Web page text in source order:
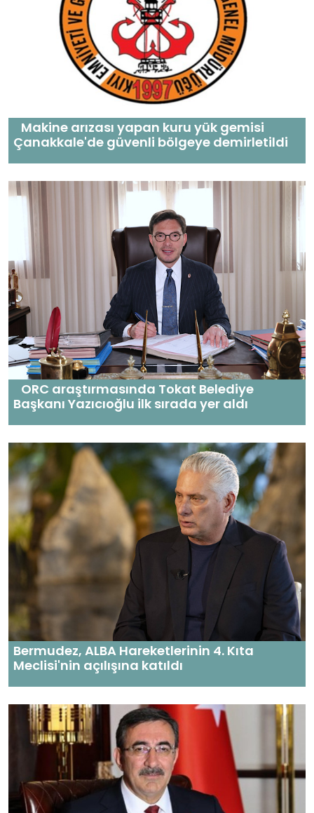
Makine arızası yapan kuru yük gemisi
Çanakkale'de güvenli bölgeye demirletildi
ORC araştırmasında Tokat Belediye
Başkanı Yazıcıoğlu ilk sırada yer aldı
Bermudez, ALBA Hareketlerinin 4. Kıta
Meclisi'nin açılışına katıldı